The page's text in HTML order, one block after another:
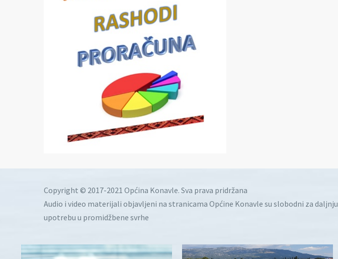
Copyright © 2017-2021 Općina Konavle. Sva prava pridržana
Audio i video materijali objavljeni na stranicama Općine Konavle su slobodni za daljnju
upotrebu u promidžbene svrhe